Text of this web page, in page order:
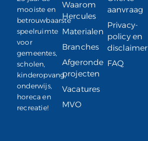
mooiste en
betrouwbaarste
speelruimte
voor
gemeentes,
scholen,
kinderopvang,
onderwijs,
horeca en
recreatie!
Waarom
Hercules
Materialen
Branches
Afgeronde
projecten
Vacatures
MVO
aanvraag
Privacy-
policy en
disclaimer
FAQ